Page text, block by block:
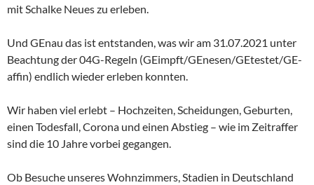
mit Schalke Neues zu erleben.
Und GEnau das ist entstanden, was wir am 31.07.2021 unter
Beachtung der 04G-Regeln (GEimpft/GEnesen/GEtestet/GE-
affin) endlich wieder erleben konnten.
Wir haben viel erlebt – Hochzeiten, Scheidungen, Geburten,
einen Todesfall, Corona und einen Abstieg – wie im Zeitraffer
sind die 10 Jahre vorbei gegangen.
Ob Besuche unseres Wohnzimmers, Stadien in Deutschland